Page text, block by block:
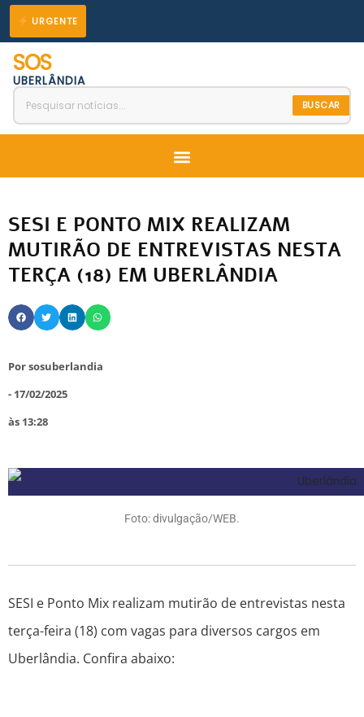
para
conteúdo
URGENTE
SOS
UBERLÂNDIA
BUSCAR
Menu
SESI E PONTO MIX REALIZAM
MUTIRÃO DE ENTREVISTAS NESTA
TERÇA (18) EM UBERLÂNDIA
Porsosuberlandia
- 17/02/2025
às 13:28
Foto: divulgação/WEB.
SESI e Ponto Mix realizam mutirão de entrevistas nesta
terça-feira (18) com vagas para diversos cargos em
Uberlândia. Confira abaixo: